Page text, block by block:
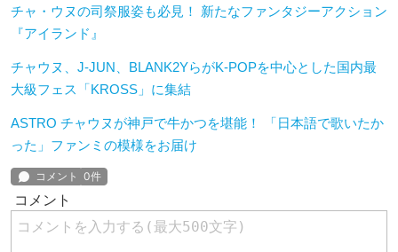
チャ・ウヌの司祭服姿も必見！ 新たなファンタジーアクション
『アイランド』
チャウヌ、J-JUN、BLANK2YらがK-POPを中心とした国内最
大級フェス「KROSS」に集結
ASTRO チャウヌが神戸で牛かつを堪能！ 「日本語で歌いたか
った」ファンミの模様をお届け